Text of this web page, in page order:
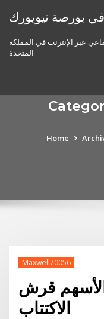
بورصة نيويورك
عبر الإنترنت في المملكة
المتحدة
Home
Maxwell70056
الأسهم قرش
الاكتتاب